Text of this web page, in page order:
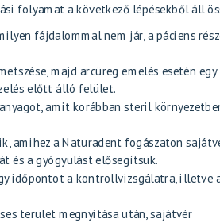
folyamat a következő lépésekből áll
fájdalommal nem jár, a páciens
majd arcüreg emelés esetén egy
előtt álló felület.
amit korábban steril
amihez a Naturadent fogászaton
és a gyógyulást elősegítsük.
időpontot a kontrollvizsgálatra, illetve
terület megnyitása után, sajátvér